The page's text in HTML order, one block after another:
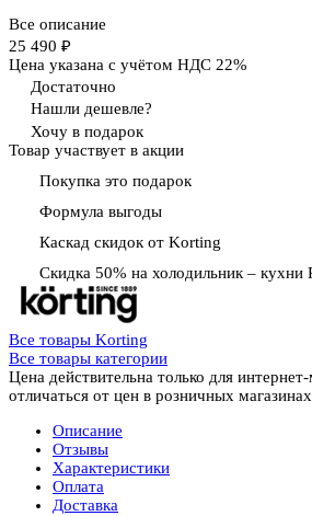
Все описание
25 490 ₽
Цена указана с учётом НДС 22%
Достаточно
Нашли дешевле?
Хочу в подарок
Товар участвует в акции
Покупка это подарок
Формула выгоды
Каскад скидок от Korting
Скидка 50% на холодильник – кухни
Все товары Korting
Все товары категории
Цена действительна только для
отличаться от цен в розничных магазинах
Описание
Отзывы
Характеристики
Оплата
Доставка